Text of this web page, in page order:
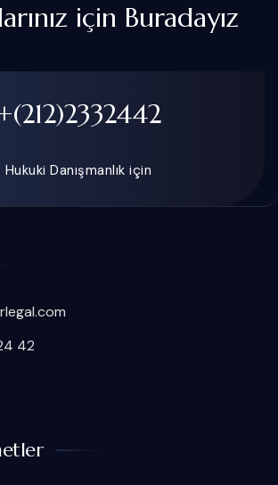
için Buradayız
Hukuki Danışmanlık için
42